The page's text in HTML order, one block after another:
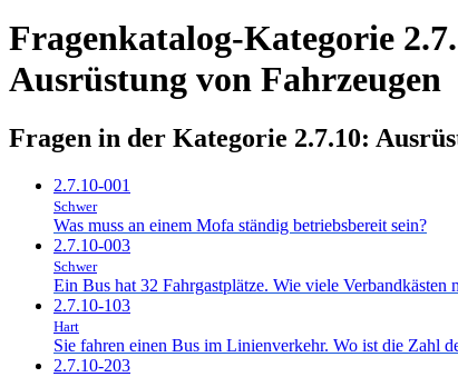
Fragenkatalog-Kategorie
Ausrüstung von Fahrzeugen
Fragen in der Kategorie 2.7.10:
2.7.10-001
Schwer
Was muss an einem Mofa ständig betriebsbereit sein?
2.7.10-003
Schwer
Ein Bus hat 32 Fahrgastplätze. Wie viele Verbandkästen
2.7.10-103
Hart
Sie fahren einen Bus im Linienverkehr. Wo ist die Zahl
2.7.10-203